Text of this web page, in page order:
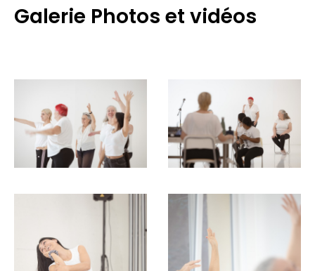
Galerie Photos et vidéos